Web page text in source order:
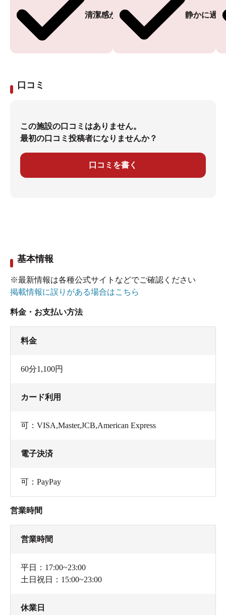
清潔感がある 静かに過
口コミ
この施設の口コミはありません。
最初の口コミ投稿者になりませんか？
口コミを書く
基本情報
※最新情報は各種公式サイトなどでご確認ください
掲載情報に誤りがある場合はこちら
料金・お支払い方法
料金
60分1,100円
カード利用
可：VISA,Master,JCB,American Express
電子決済
可：PayPay
営業時間
営業時間
平日：17:00~23:00
土日祝日：15:00~23:00
休業日